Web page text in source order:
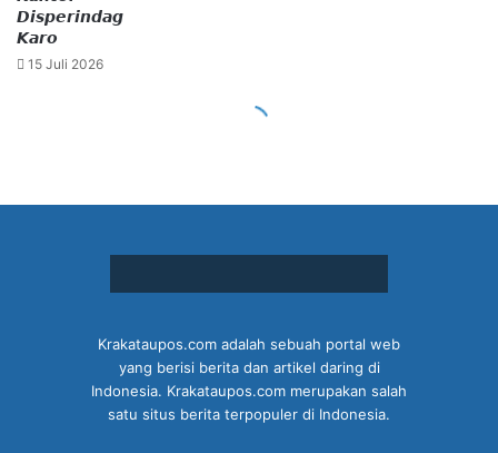
Krakataupos.com adalah sebuah portal web
yang berisi berita dan artikel daring di
Indonesia. Krakataupos.com merupakan salah
satu situs berita terpopuler di Indonesia.